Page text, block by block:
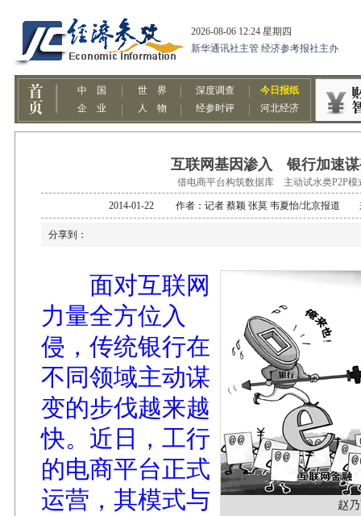
互联网基因渗入 银行加速
借电商平台构筑数据库 主动试水类P2P模
2014-01-22 作者：记者 蔡颖 张莫 韦夏怡/北京报道
分享到：
赵
面对互联网
力量全方位入
侵，传统银行在
不同领域主动谋
变的步伐越来越
快。近日，工行
的电商平台正式
运营，其模式与